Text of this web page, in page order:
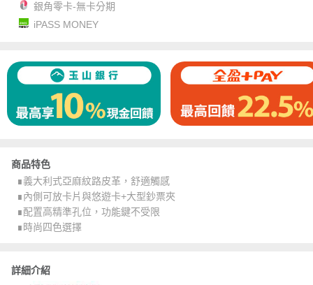
銀角零卡-無卡分期
iPASS MONEY
商品特色
∎義大利式亞麻紋路皮革，舒適觸感
∎內側可放卡片與悠遊卡+大型鈔票夾
∎配置高精準孔位，功能鍵不受限
∎時尚四色選擇
詳細介紹